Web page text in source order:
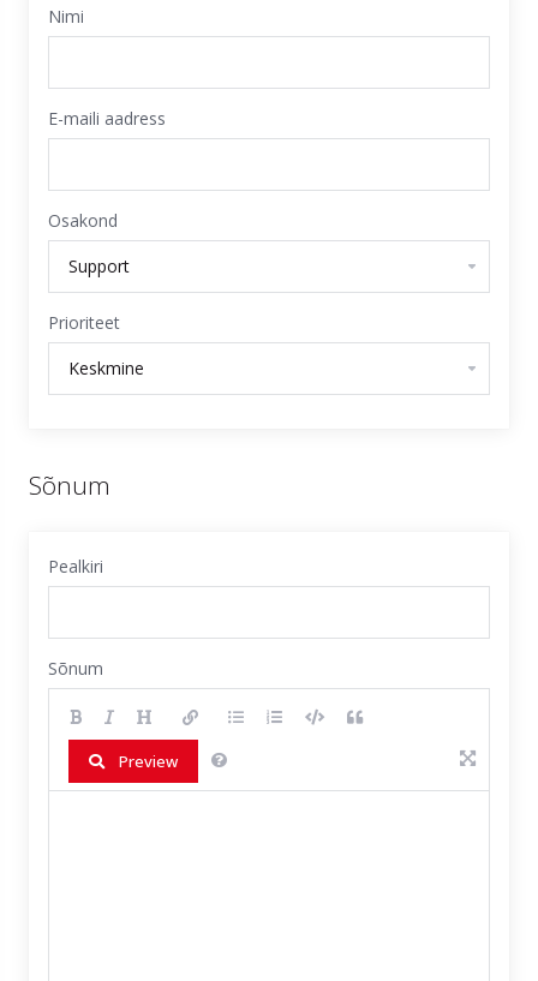
Nimi
E-maili aadress
Osakond
Prioriteet
Sõnum
Pealkiri
Sõnum
Preview